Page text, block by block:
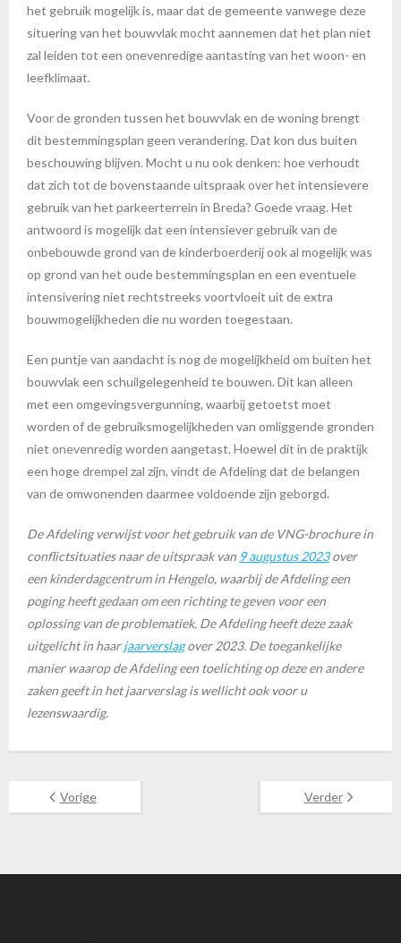
het gebruik mogelijk is, maar dat de gemeente vanwege deze
situering van het bouwvlak mocht aannemen dat het plan niet
zal leiden tot een onevenredige aantasting van het woon- en
leefklimaat.
Voor de gronden tussen het bouwvlak en de woning brengt
dit bestemmingsplan geen verandering. Dat kon dus buiten
beschouwing blijven. Mocht u nu ook denken: hoe verhoudt
dat zich tot de bovenstaande uitspraak over het intensievere
gebruik van het parkeerterrein in Breda? Goede vraag. Het
antwoord is mogelijk dat een intensiever gebruik van de
onbebouwde grond van de kinderboerderij ook al mogelijk was
op grond van het oude bestemmingsplan en een eventuele
intensivering niet rechtstreeks voortvloeit uit de extra
bouwmogelijkheden die nu worden toegestaan.
Een puntje van aandacht is nog de mogelijkheid om buiten het
bouwvlak een schuilgelegenheid te bouwen. Dit kan alleen
met een omgevingsvergunning, waarbij getoetst moet
worden of de gebruiksmogelijkheden van omliggende gronden
niet onevenredig worden aangetast. Hoewel dit in de praktijk
een hoge drempel zal zijn, vindt de Afdeling dat de belangen
van de omwonenden daarmee voldoende zijn geborgd.
De Afdeling verwijst voor het gebruik van de VNG-brochure in
conflictsituaties naar de uitspraak van 9 augustus 2023over
een kinderdagcentrum in Hengelo, waarbij de Afdeling een
poging heeft gedaan om een richting te geven voor een
oplossing van de problematiek. De Afdeling heeft deze zaak
uitgelicht in haarjaarverslagover 2023. De toegankelijke
manier waarop de Afdeling een toelichting op deze en andere
zaken geeft in het jaarverslag is wellicht ook voor u
lezenswaardig.
Vorige Verder